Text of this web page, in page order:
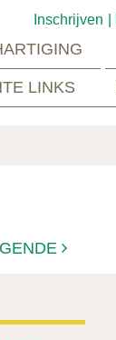
Inschrijven
LINKS